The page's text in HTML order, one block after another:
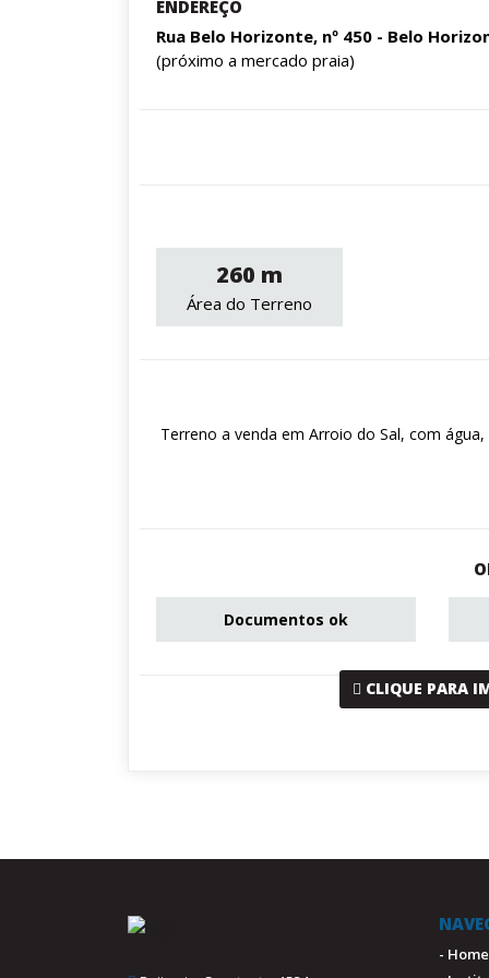
ENDEREÇO
Rua Belo Horizonte, nº 450 - Belo
(próximo a mercado praia)
260 m
Área do Terreno
Terreno a venda em Arroio do Sal, com
Documentos ok
CLIQUE PARA
- Home